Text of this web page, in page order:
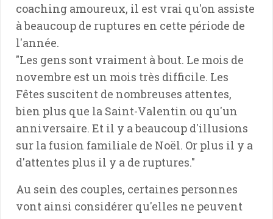
coaching amoureux, il est vrai qu'on assiste
à beaucoup de ruptures en cette période de
l'année.
"Les gens sont vraiment à bout. Le mois de
novembre est un mois très difficile. Les
Fêtes suscitent de nombreuses attentes,
bien plus que la Saint-Valentin ou qu'un
anniversaire. Et il y a beaucoup d'illusions
sur la fusion familiale de Noël. Or plus il y a
d'attentes plus il y a de ruptures."
Au sein des couples, certaines personnes
vont ainsi considérer qu'elles ne peuvent